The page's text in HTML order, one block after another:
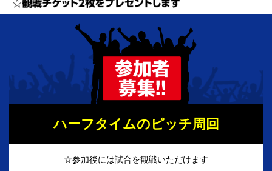
ハーフタイムのピッチ周回
☆参加後には試合を観戦いただけます